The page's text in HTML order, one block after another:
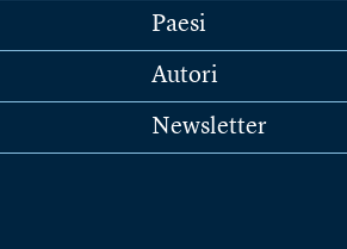
Paesi
Autori
Newsletter